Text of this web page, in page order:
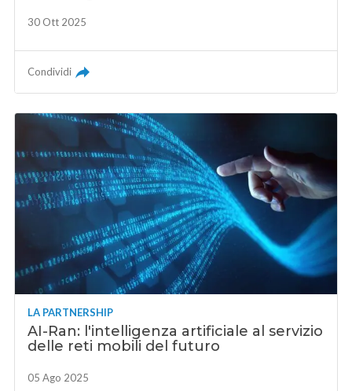
30 Ott 2025
Condividi
LA PARTNERSHIP
AI-Ran: l'intelligenza artificiale al servizio
delle reti mobili del futuro
05 Ago 2025